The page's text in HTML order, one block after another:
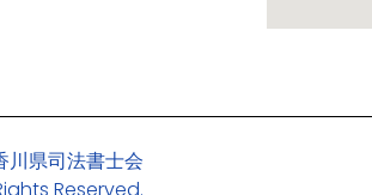
川県司法書士会